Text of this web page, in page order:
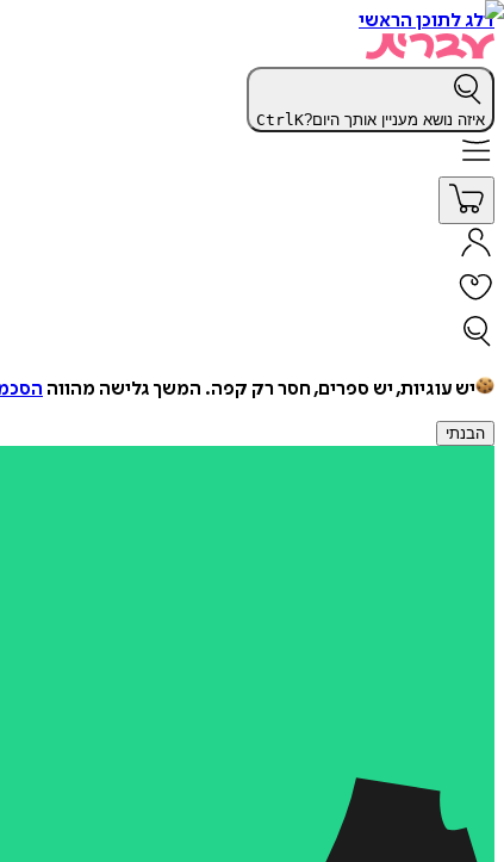
דלג לתוכן הראשי
איזה נושא מעניין אותך היום? CtrlK
יש עוגיות, יש ספרים, חסר רק קפה. המשך גלישה מהווה
הבנתי